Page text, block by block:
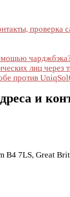
проверка
лиц через
против
и
B4 7LS, Great